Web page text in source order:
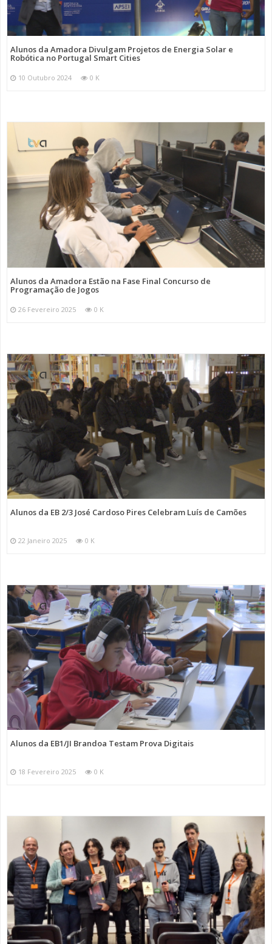
Alunos da Amadora Divulgam Projetos de Energia Solar e
Robótica no Portugal Smart Cities
10 Outubro 2024 0 K
Alunos da Amadora Estão na Fase Final Concurso de
Programação de Jogos
26 Fevereiro 2025 0 K
Alunos da EB 2/3 José Cardoso Pires Celebram Luís de Camões
22 Janeiro 2025 0 K
Alunos da EB1/JI Brandoa Testam Prova Digitais
18 Fevereiro 2025 0 K